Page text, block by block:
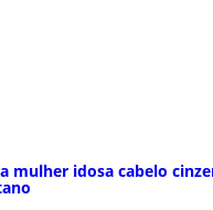
mulher idosa cabelo